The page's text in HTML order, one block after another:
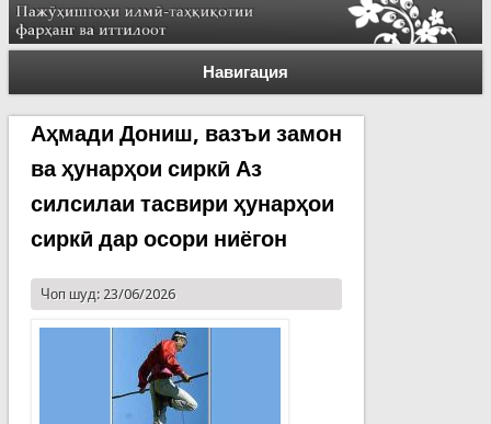
Навигация
Аҳмади Дониш, вазъи замон
ва ҳунарҳои сиркӣ Аз
силсилаи тасвири ҳунарҳои
сиркӣ дар осори ниёгон
Чоп шуд: 23/06/2026